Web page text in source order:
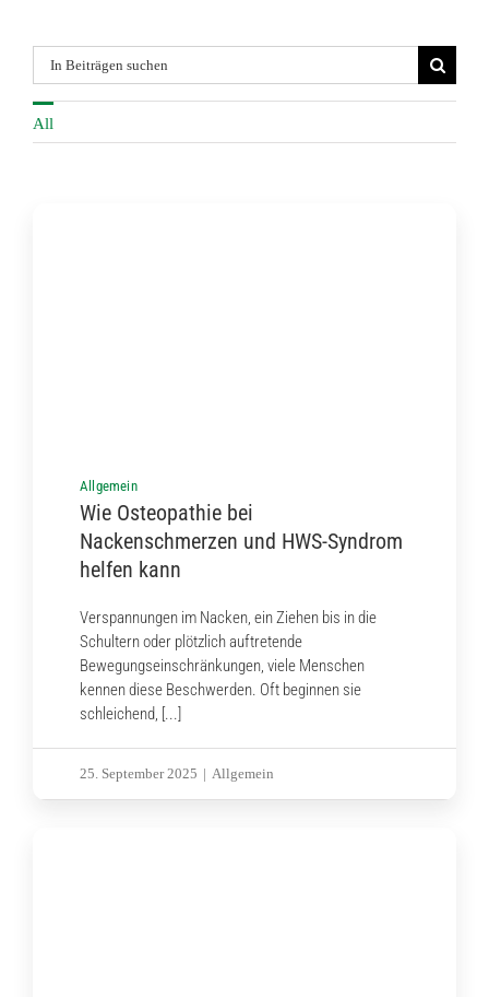
Suche
nach:
All
Allgemein
Wie Osteopathie bei
Nackenschmerzen und HWS-Syndrom
helfen kann
Verspannungen im Nacken, ein Ziehen bis in die
Schultern oder plötzlich auftretende
Bewegungseinschränkungen, viele Menschen
kennen diese Beschwerden. Oft beginnen sie
schleichend, [...]
25. September 2025 | Allgemein